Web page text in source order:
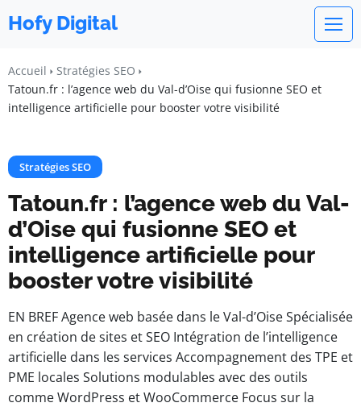
Hofy Digital
Accueil
Stratégies SEO
Tatoun.fr : l’agence web du Val-d’Oise qui fusionne SEO et
intelligence artificielle pour booster votre visibilité
Stratégies SEO
Tatoun.fr : l’agence web du Val-
d’Oise qui fusionne SEO et
intelligence artificielle pour
booster votre visibilité
EN BREF Agence web basée dans le Val-d’Oise Spécialisée
en création de sites et SEO Intégration de l’intelligence
artificielle dans les services Accompagnement des TPE et
PME locales Solutions modulables avec des outils
comme WordPress et WooCommerce Focus sur la